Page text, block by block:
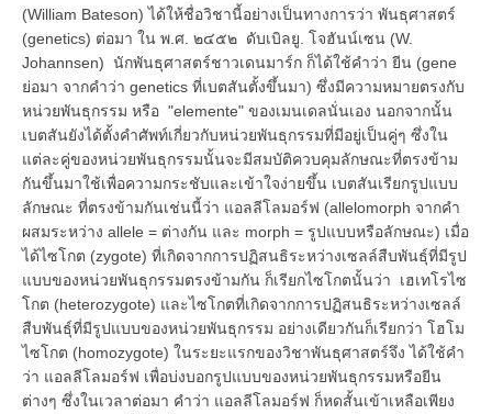
(William Bateson) ได้ให้ชื่อวิชานี้อย่างเป็นทางการว่า พันธุศาสตร์
(genetics) ต่อมา ใน พ.ศ. ๒๔๕๒ ดับเบิลยู. โจฮันน์เซน (W.
Johannsen) นักพันธุศาสตร์ชาวเดนมาร์ก ก็ได้ใช้คำว่า ยีน (gene
ย่อมา จากคำว่า genetics ที่เบตสันตั้งขึ้นมา) ซึ่งมีความหมายตรงกับ
หน่วยพันธุกรรม หรือ "elemente" ของเมนเดลนั่นเอง นอกจากนั้น
เบตสันยังได้ตั้งคำศัพท์เกี่ยวกับหน่วยพันธุกรรมที่มีอยู่เป็นคู่ๆ ซึ่งใน
แต่ละคู่ของหน่วยพันธุกรรมนั้นจะมีสมบัติควบคุมลักษณะที่ตรงข้าม
กันขึ้นมาใช้เพื่อความกระชับและเข้าใจง่ายขึ้น เบตสันเรียกรูปแบบ
ลักษณะ ที่ตรงข้ามกันเช่นนี้ว่า แอลลีโลมอร์ฟ (allelomorph จากคำ
ผสมระหว่าง allele = ต่างกัน และ morph = รูปแบบหรือลักษณะ) เมื่อ
ได้ไซโกต (zygote) ที่เกิดจากการปฏิสนธิระหว่างเซลล์สืบพันธุ์ที่มีรูป
แบบของหน่วยพันธุกรรมตรงข้ามกัน ก็เรียกไซโกตนั้นว่า เฮเทโรไซ
โกต (heterozygote) และไซโกตที่เกิดจากการปฏิสนธิระหว่างเซลล์
สืบพันธุ์ที่มีรูปแบบของหน่วยพันธุกรรม อย่างเดียวกันก็เรียกว่า โฮโม
ไซโกต (homozygote) ในระยะแรกของวิชาพันธุศาสตร์จึง ได้ใช้คำ
ว่า แอลลีโลมอร์ฟ เพื่อบ่งบอกรูปแบบของหน่วยพันธุกรรมหรือยีน
ต่างๆ ซึ่งในเวลาต่อมา คำว่า แอลลีโลมอร์ฟ ก็หดสั้นเข้าเหลือเพียง